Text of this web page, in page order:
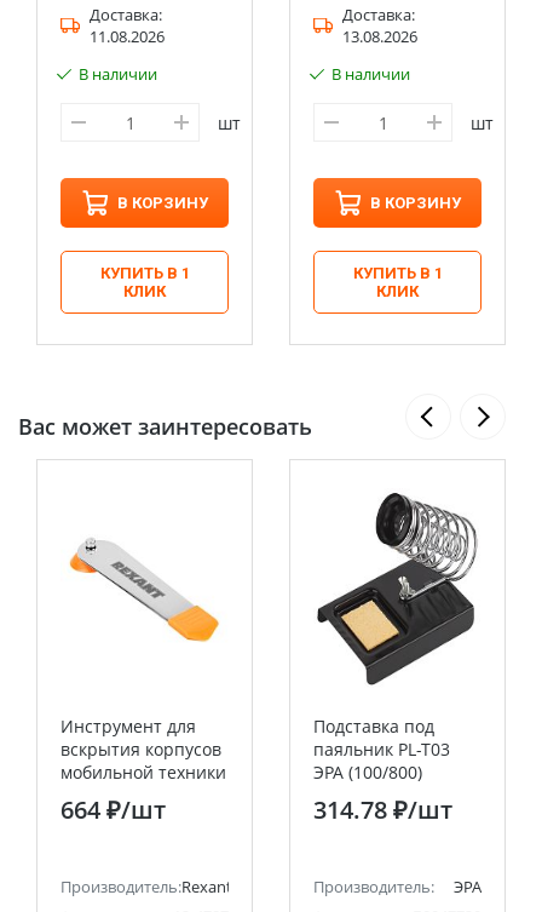
Доставка:
11.08.2026
В наличии
шт
В КОРЗИНУ
КУПИТЬ В 1
КЛИК
Доставка:
13.08.2026
В наличии
шт
В КОРЗИНУ
КУПИТЬ В 1
КЛИК
Вас может заинтересовать
Инструмент для
вскрытия корпусов
мобильной техники
RA-07 REXANT
664 ₽/шт
Производитель:Rexant
Подставка под
паяльник PL-T03
ЭРА (100/800)
314.78 ₽/шт
Производитель:
ЭРА